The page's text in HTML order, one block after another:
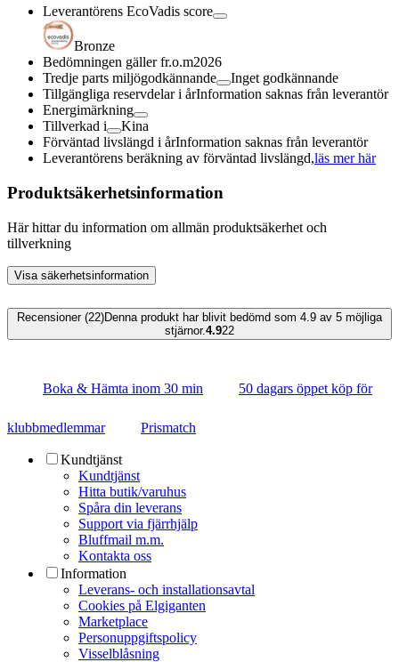
Leverantörens EcoVadis score
Bronze
Bedömningen gäller fr.o.m2026
Tredje parts miljögodkännande
Inget godkännande
Tillgängliga reservdelar i årInformation saknas från leverantör
Energimärkning
Tillverkad i
Kina
Förväntad livslängd i årInformation saknas från leverantör
Leverantörens beräkning av förväntad livslängd,läs mer här
Produktsäkerhetsinformation
Här hittar du information om allmän produktsäkerhet och
tillverkning
Visa säkerhetsinformation
Recensioner (22)Denna produkt har blivit bedömd som 4.9 av 5 möjliga
stjärnor.4.922
Boka & Hämta inom 30 min 50 dagars öppet köp för
klubbmedlemmar Prismatch
Kundtjänst
Kundtjänst
Hitta butik/varuhus
Spåra din leverans
Support via fjärrhjälp
Bluffmail m.m.
Kontakta oss
Information
Leverans- och installationsavtal
Cookies på Elgiganten
Marketplace
Personuppgiftspolicy
Visselblåsning